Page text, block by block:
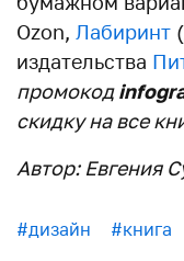
Ozon, Лабиринт
издательства
промокод
скидку на все
Автор: Евгения
#дизайн #книга